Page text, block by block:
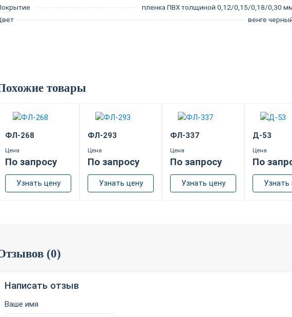
пленка ПВХ толщиной 0,12/0,15/0,18/0,30
венге
товары
ФЛ-268
Цена
По запросу
Узнать цену
ФЛ-293
Цена
По запросу
Узнать цену
ФЛ-337
Цена
По запросу
Узнать цену
Д-53
Цена
По
Узнать
(0)
Написать отзыв
Ваше имя